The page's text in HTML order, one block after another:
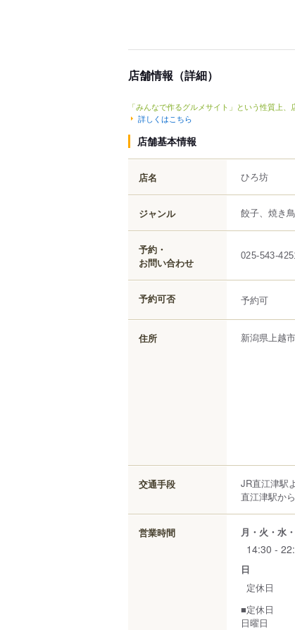
店舗情報（詳細）
「みんなで作るグルメサイト」という性質上
詳しくはこちら
店舗基本情報
店名 ひろ坊
ジャンル 餃子、焼き
予約・
お問い合わせ
025-543-
予約可否 予約可
住所 新潟県 上越市
交通手段
JR直江津駅
直江津駅か
営業時間 月・火・水
14:30 -
日
定休日
■定休日
日曜日